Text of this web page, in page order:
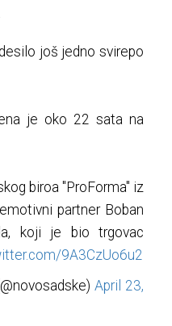
još jedno svirepo
je oko 22 sata na
biroa "ProForma" iz
partner Boban
koji je bio trgovac
9A3CzUo6u2
April 23,